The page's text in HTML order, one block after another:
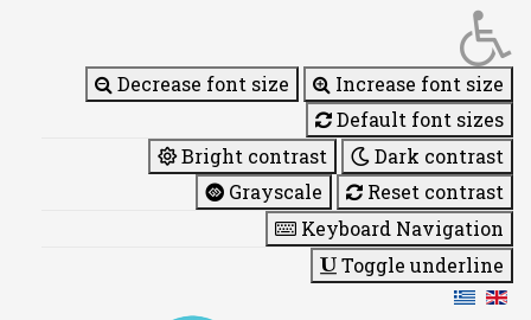
Decrease font size
Increase font size
Default font sizes
Bright contrast
Dark contrast
Grayscale
Reset contrast
Keyboard Navigation
Toggle underline